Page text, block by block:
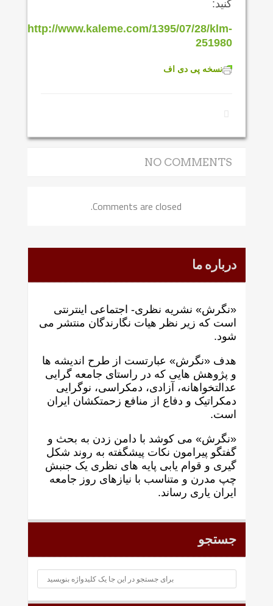
کنید:
http://www.kaleme.com/1395/07/28/klm-
251980
نسخه پی دی اف
NO COMMENTS
Comments are closed.
درباره ما
«نگرش» نشریه نظری- اجتماعی اینترنتی
است که زير نظر هيات نگارندگان منتشر می
شود.
هدف «نگرش» عبارتست از طرح انديشه ها
و پژوهش هايی که در راستای جامعه گرايی
عدالتخواهانه، آزادی، دمکراسی، نوگرايی
دمکراتيک و دفاع از منافع زحمتکشان ايران
است.
«نگرش» می کوشد با دامن زدن به بحث و
گفتگو پيرامون نکات پیشگفته به روند شکل
گيری و قوام يابی پايه های نظری يک جنبش
چپ مدرن و متناسب با نيازهای روز جامعه
ايران ياری رساند.
جستجو